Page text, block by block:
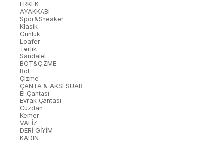
ERKEK
AYAKKABI
Spor&Sneaker
Klasik
Günlük
Loafer
Terlik
Sandalet
BOT&ÇİZME
Bot
Çizme
ÇANTA & AKSESUAR
El Çantası
Evrak Çantası
Cüzdan
Kemer
VALİZ
DERİ GİYİM
KADIN